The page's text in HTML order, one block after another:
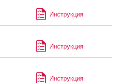
Инструкция
Инструкция
Инструкция